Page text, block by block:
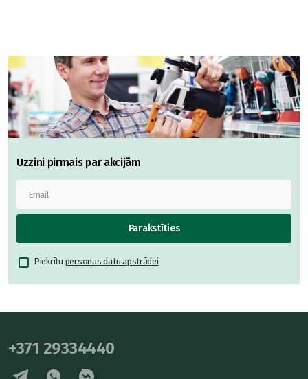
Uzzini pirmais par akcijām
Parakstīties
Piekrītu personas datu apstrādei
+371 29334440